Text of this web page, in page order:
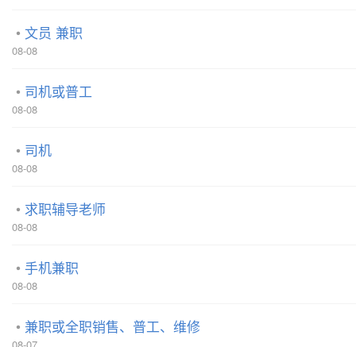
文员 兼职
08-08
司机或普工
08-08
司机
08-08
求职辅导老师
08-08
手机兼职
08-08
兼职或全职销售、普工、维修